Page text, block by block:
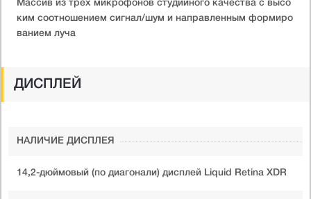
Массив из трех микрофонов студийного качества с высо
ким соотношением сигнал/шум и направленным формиро
ванием луча
ДИСПЛЕЙ
НАЛИЧИЕ ДИСПЛЕЯ
14,2-дюймовый (по диагонали) дисплей Liquid Retina XDR